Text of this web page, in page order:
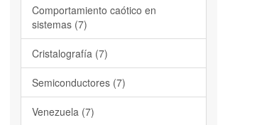
Comportamiento caótico en
sistemas (7)
Cristalografía (7)
Semiconductores (7)
Venezuela (7)